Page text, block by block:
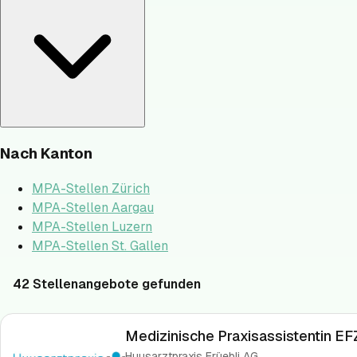
Nach Kanton
MPA-Stellen Zürich
MPA-Stellen Aargau
MPA-Stellen Luzern
MPA-Stellen St. Gallen
42Stellenangebote gefunden
Medizinische Praxisassistentin